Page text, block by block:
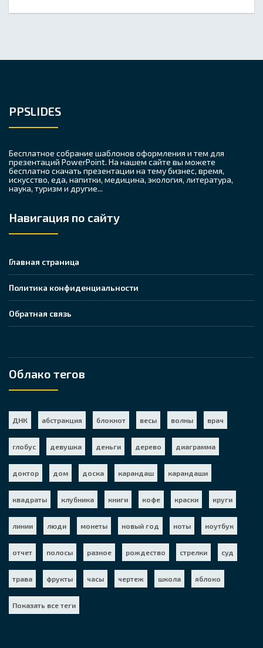
PPSLIDES
Бесплатное собрание шаблонов оформления и тем для
презентаций PowerPoint. На нашем сайте вы можете
бесплатно скачать презентации на тему бизнес, время,
искусство, еда, напитки, медицина, экология, литература,
наука, туризм и другие...
Навигация по сайту
Главная страница
Политика конфиденциальности
Обратная связь
Облако тегов
ДНК абстракция блокнот весы волны врач
глобус девушка деньги дерево диаграмма
доктор дом доска карандаш карандаши
квадраты клубника книги кофе краски круги
линии люди монеты новый год ноты ноутбук
отчет полосы разное рождество стрелки суд
трава фрукты часы чертеж школа яблоко
Показать все теги